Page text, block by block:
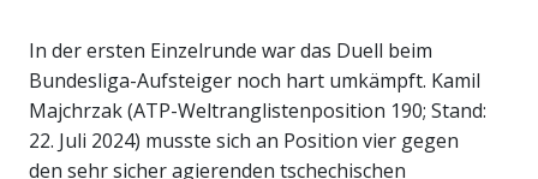
In der ersten Einzelrunde war das Duell beim
Bundesliga-Aufsteiger noch hart umkämpft. Kamil
Majchrzak (ATP-Weltranglistenposition 190; Stand:
22. Juli 2024) musste sich an Position vier gegen
den sehr sicher agierenden tschechischen